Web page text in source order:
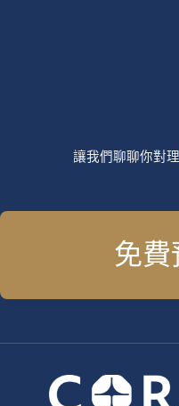
讓我們聊聊你對
免費